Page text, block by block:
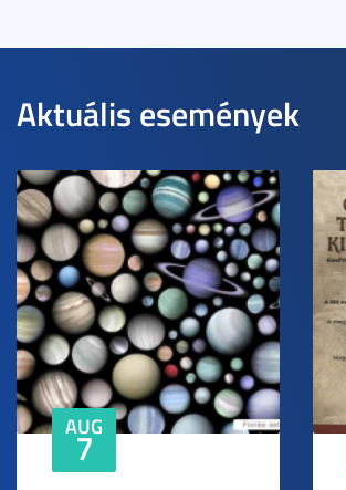
Aktuális események
AUG
7